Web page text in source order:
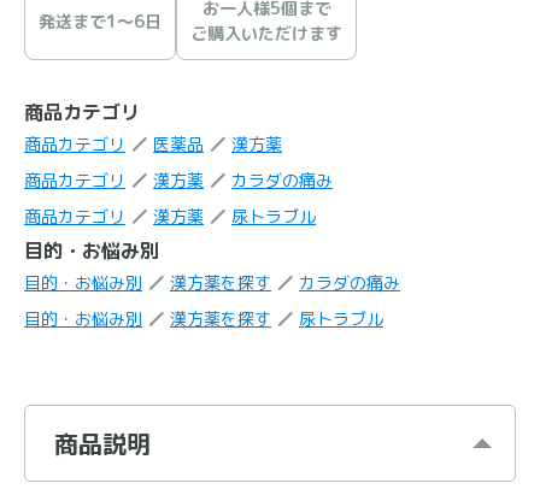
発送まで1〜6日
お一人様5個まで
ご購入いただけます
商品カテゴリ
商品カテゴリ 医薬品
漢方薬
商品カテゴリ
漢方薬
カラダの痛み
商品カテゴリ
漢方薬 尿トラブル
目的・お悩み別
目的・お悩み別 漢方薬を探す
カラダの痛み
目的・お悩み別
漢方薬を探す 尿トラブル
商品説明